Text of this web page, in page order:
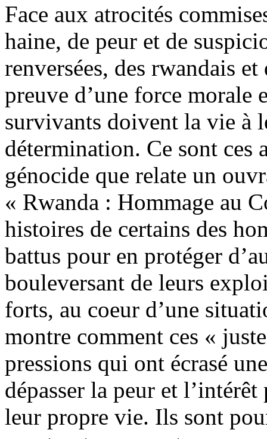
Face aux atrocités
haine, de peur et de
renversées, des rwandais
preuve d’une force
survivants doivent la vie à
détermination. Ce sont ces
génocide que relate un
« Rwanda : Hommage au
histoires de certains des
battus pour en protéger
bouleversant de leurs
forts, au coeur d’une
montre comment ces «
pressions qui ont écrasé
dépasser la peur et
leur propre vie. Ils sont